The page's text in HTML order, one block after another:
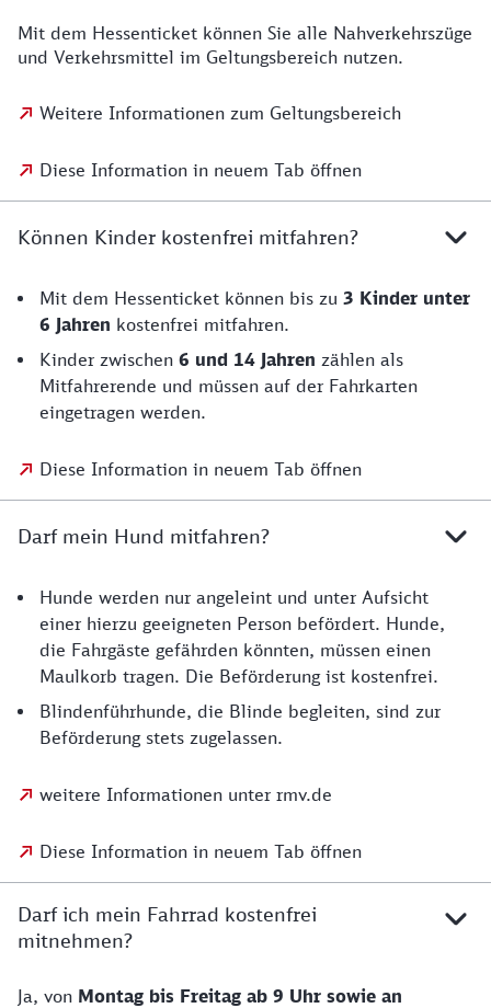
Mit dem Hessenticket können Sie alle Nahverkehrszüge
und Verkehrsmittel im Geltungsbereich nutzen.
Weitere Informationen zum Geltungsbereich
Diese Information in neuem Tab öffnen
Können Kinder kostenfrei mitfahren?
Mit dem Hessenticket können bis zu 3 Kinder unter
6 Jahren kostenfrei mitfahren.
Kinder zwischen 6 und 14 Jahren zählen als
Mitfahrerende und müssen auf der Fahrkarten
eingetragen werden.
Diese Information in neuem Tab öffnen
Darf mein Hund mitfahren?
Hunde werden nur angeleint und unter Aufsicht
einer hierzu geeigneten Person befördert. Hunde,
die Fahrgäste gefährden könnten, müssen einen
Maulkorb tragen. Die Beförderung ist kostenfrei.
Blindenführhunde, die Blinde begleiten, sind zur
Beförderung stets zugelassen.
weitere Informationen unter rmv.de
Diese Information in neuem Tab öffnen
Darf ich mein Fahrrad kostenfrei
mitnehmen?
Ja, von Montag bis Freitag ab 9 Uhr sowie an